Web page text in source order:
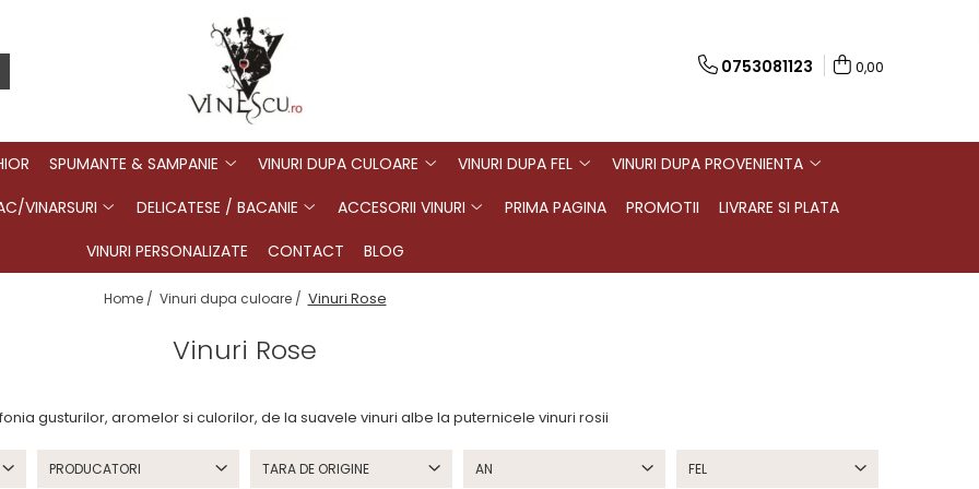
0753081123 0,00
SPUMANTE & SAMPANIE VINURI DUPA CULOARE VINURI DUPA FEL
VINURI DUPA PROVENIENTA
VINARSURI DELICATESE / BACANIE ACCESORII VINURI PRIMA PAGINA PROMOTII
LIVRARE SI PLATA
VINURI PERSONALIZATE
CONTACT BLOG
Home / Vinuri dupa culoare / Vinuri Rose
Vinuri Rose
gusturilor, aromelor si culorilor, de la suavele vinuri albe la puternicele vinuri rosii
PRODUCATORI TARA DE ORIGINE AN FEL